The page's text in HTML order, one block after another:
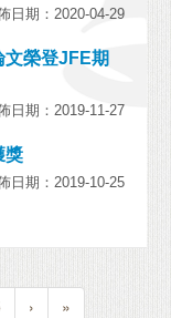
日期：2020-04-29
文榮登JFE期
日期：2019-11-27
獎
日期：2019-10-25
› »